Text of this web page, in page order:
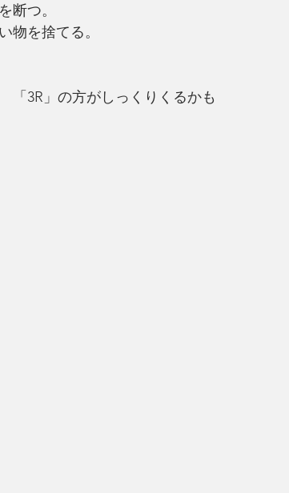
断つ。
物を捨てる。
「3R」の方がしっくりくるかも